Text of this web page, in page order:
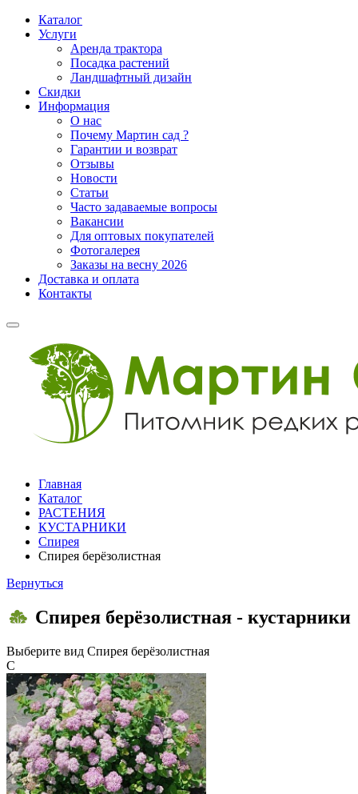
Каталог
Услуги
Аренда трактора
Посадка растений
Ландшафтный дизайн
Скидки
Информация
О нас
Почему Мартин сад ?
Гарантии и возврат
Отзывы
Новости
Статьи
Часто задаваемые вопросы
Вакансии
Для оптовых покупателей
Фотогалерея
Заказы на весну 2026
Доставка и оплата
Контакты
Главная
Каталог
РАСТЕНИЯ
КУСТАРНИКИ
Спирея
Спирея берёзолистная
Вернуться
Спирея берёзолистная - кустарники
Выберите вид Спирея берёзолистная
С